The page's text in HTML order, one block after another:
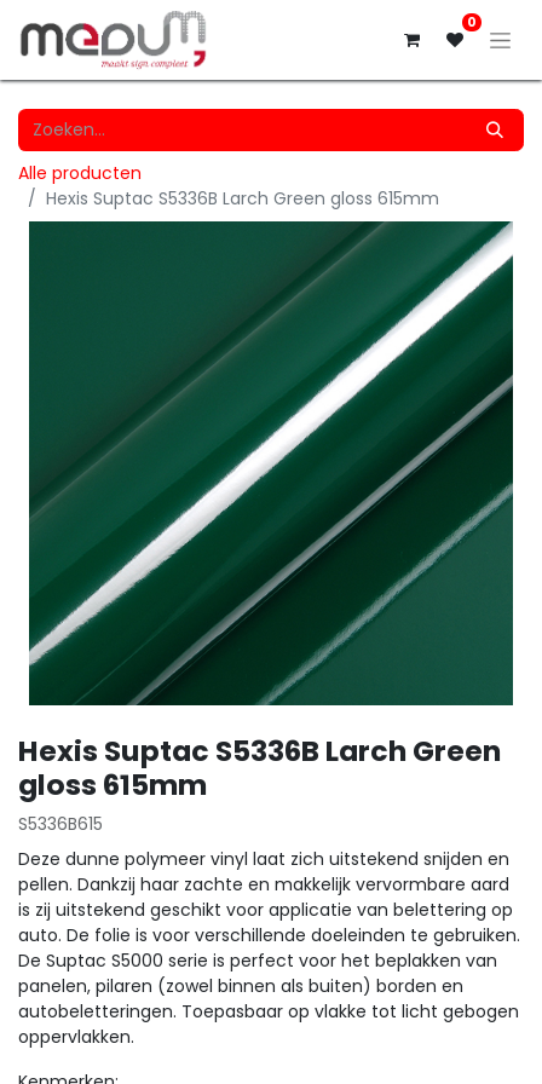
0
Alle producten
Hexis Suptac S5336B Larch Green gloss 615mm
Hexis Suptac S5336B Larch Green
gloss 615mm
S5336B615
Deze dunne polymeer vinyl laat zich uitstekend snijden en
pellen. Dankzij haar zachte en makkelijk vervormbare aard
is zij uitstekend geschikt voor applicatie van belettering op
auto. De folie is voor verschillende doeleinden te gebruiken.
De Suptac S5000 serie is perfect voor het beplakken van
panelen, pilaren (zowel binnen als buiten) borden en
autobeletteringen. Toepasbaar op vlakke tot licht gebogen
oppervlakken.